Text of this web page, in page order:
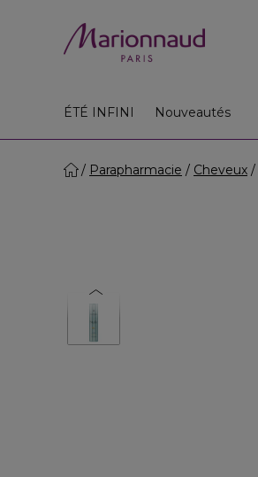
ÉTÉ INFINI Nouveautés
Parapharmacie Cheveux